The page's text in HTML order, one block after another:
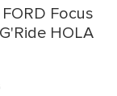
Focus
HOLA